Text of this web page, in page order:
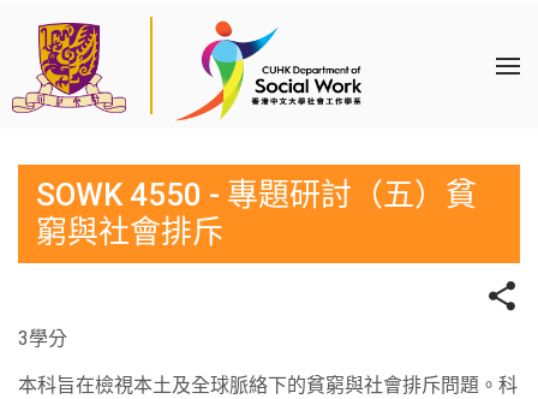
SOWK 4550 - 專題研討（五）貧
窮與社會排斥
3學分
本科旨在檢視本土及全球脈絡下的貧窮與社會排斥問題。科